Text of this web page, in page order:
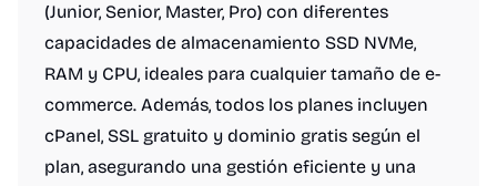
(Junior, Senior, Master, Pro) con diferentes
capacidades de almacenamiento SSD NVMe,
RAM y CPU, ideales para cualquier tamaño de e-
commerce. Además, todos los planes incluyen
cPanel, SSL gratuito y dominio gratis según el
plan, asegurando una gestión eficiente y una